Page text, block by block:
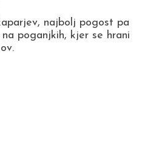
najbolj pogost pa
poganjkih, kjer se hrani